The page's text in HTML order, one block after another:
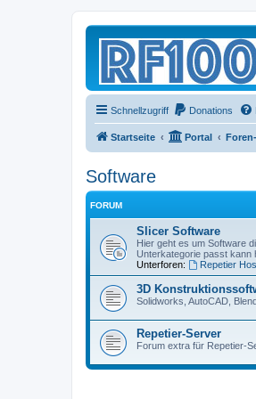
Schnellzugriff Donations
Startseite Portal
Software
FORUM
Slicer Software
Hier geht es um Software
Unterkategorie passt kann
Unterforen:
Repetier
3D
Solidworks, AutoCAD,
Repetier-Server
Forum extra für Repetier-